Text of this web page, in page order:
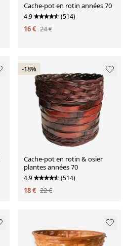
Cache-pot en rotin années 70
4.9 (514)
16 € 24 €
-18%
Cache-pot en rotin & osier
plantes années 70
4.9 (514)
18 € 22 €